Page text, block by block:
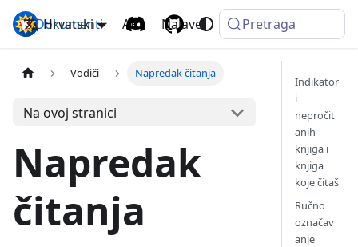
Komga
Dokumenti API Najave
Hrvatski Pretraga
Vodiči Napredak čitanja
Na ovoj stranici
Napredak
čitanja
Indikator
i
nepročit
anih
knjiga i
knjiga
koje čitaš
Ručno
označav
anje